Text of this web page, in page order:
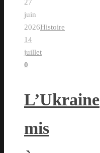
27
juin
2026Histoire
14
juillet
0
L’Ukraine
mis